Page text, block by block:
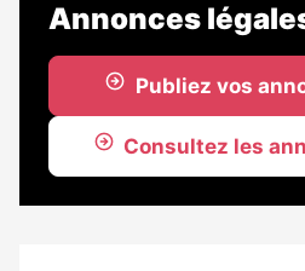
Annonces
Publiez vos
Consultez les